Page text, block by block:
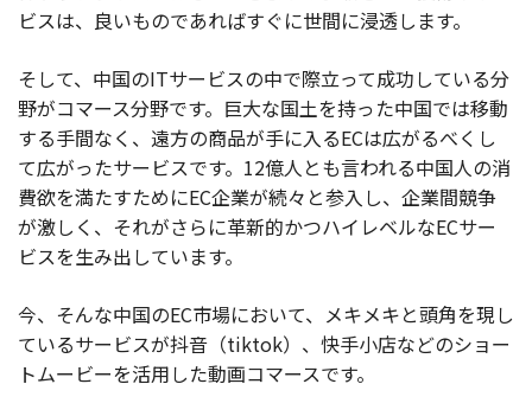
導入事例
お役立ち記事
03-6432-0346
電話受付：平日 10:00~17:00
ビスは、良いものであればすぐに世間に浸透します。
そして、中国のITサービスの中で際立って成功している分
野がコマース分野です。巨大な国土を持った中国では移動
する手間なく、遠方の商品が手に入るECは広がるべくし
て広がったサービスです。12億人とも言われる中国人の消
費欲を満たすためにEC企業が続々と参入し、企業間競争
が激しく、それがさらに革新的かつハイレベルなECサー
ビスを生み出しています。
今、そんな中国のEC市場において、メキメキと頭角を現し
ているサービスが抖音（tiktok）、快手小店などのショー
トムービーを活用した動画コマースです。